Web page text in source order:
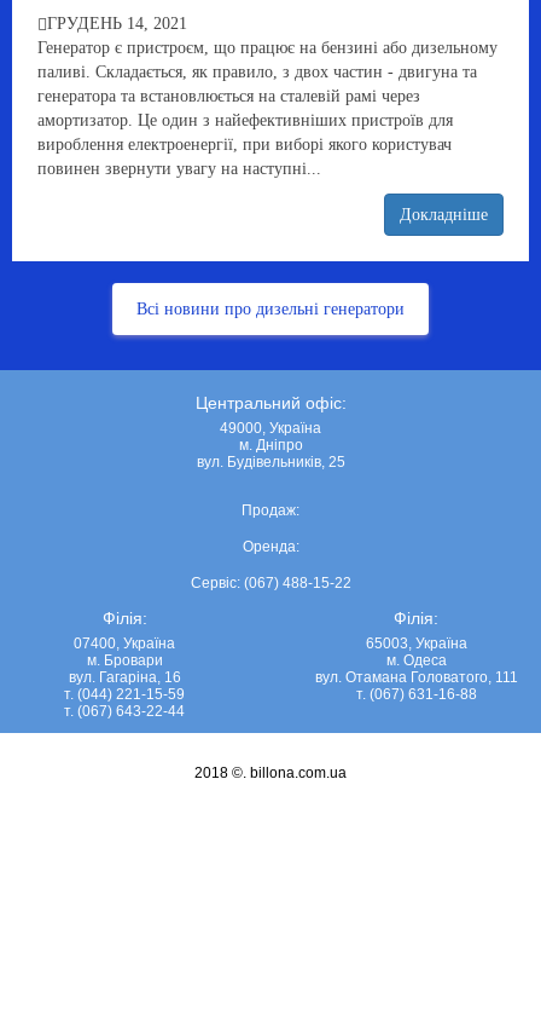
ГРУДЕНЬ 14, 2021
Генератор є пристроєм, що працює на бензині або дизельному
паливі. Складається, як правило, з двох частин - двигуна та
генератора та встановлюється на сталевій рамі через
амортизатор. Це один з найефективніших пристроїв для
вироблення електроенергії, при виборі якого користувач
повинен звернути увагу на наступні...
Докладніше
Всі новини про дизельні генератори
Центральний офіс:
49000, Україна
м. Дніпро
вул. Будівельників, 25
Продаж:
Оренда:
Сервіс: (067) 488-15-22
Філія:
07400, Україна
м. Бровари
вул. Гагаріна, 16
т. (044) 221-15-59
т. (067) 643-22-44
Філія:
65003, Україна
м. Одеса
вул. Отамана Головатого, 111
т. (067) 631-16-88
2018 ©. billona.com.ua